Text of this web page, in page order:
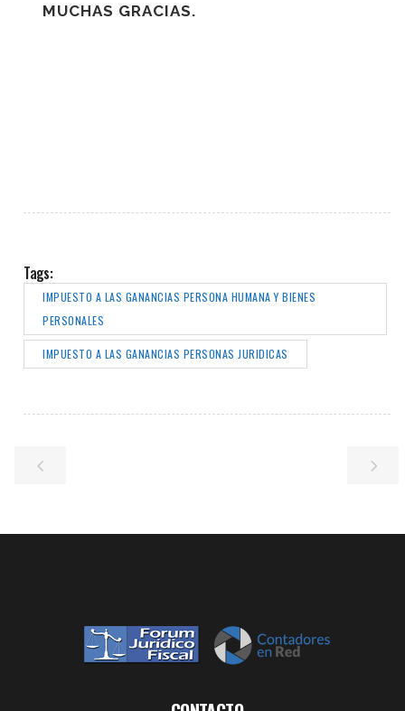
MUCHAS GRACIAS.
Tags:
IMPUESTO A LAS GANANCIAS PERSONA HUMANA Y BIENES
PERSONALES
IMPUESTO A LAS GANANCIAS PERSONAS JURIDICAS